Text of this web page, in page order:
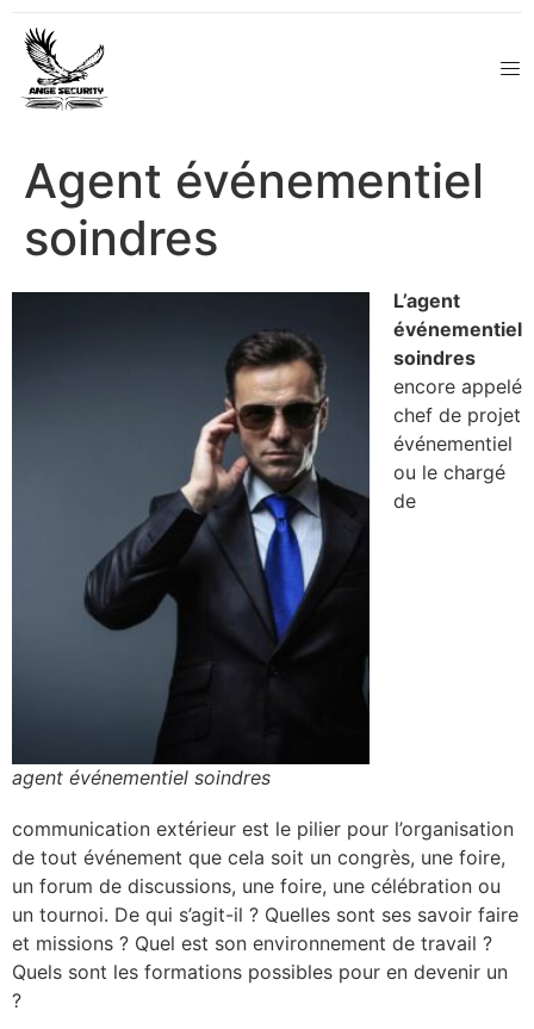
Agent événementiel
soindres
agent événementiel soindres
L’agent
événementiel
soindres
encore appelé
chef de projet
événementiel
ou le chargé
de
communication extérieur est le pilier pour l’organisation
de tout événement que cela soit un congrès, une foire,
un forum de discussions, une foire, une célébration ou
un tournoi. De qui s’agit-il ? Quelles sont ses savoir faire
et missions ? Quel est son environnement de travail ?
Quels sont les formations possibles pour en devenir un
?